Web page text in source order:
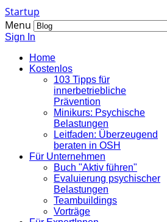
Startup
Menu
Sign In
Home
Kostenlos
103 Tipps für
innerbetriebliche
Prävention
Minikurs: Psychische
Belastungen
Leitfaden: Überzeugend
beraten in OSH
Für Unternehmen
Buch "Aktiv führen"
Evaluierung psychischer
Belastungen
Teambuildings
Vorträge